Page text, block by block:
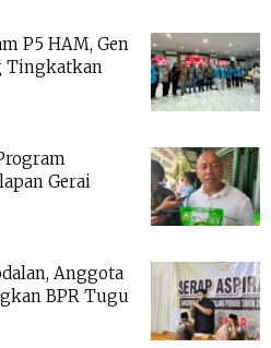
P5 HAM, Gen
Tingkatkan
Gerai
Anggota
BPR Tugu